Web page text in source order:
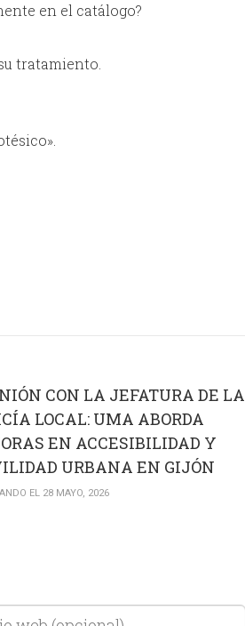
en el catálogo?
tratamiento.
CON LA JEFATURA DE LA
LOCAL: UMA ABORDA
EN ACCESIBILIDAD Y
URBANA EN GIJÓN
EL 28 MAYO, 2026